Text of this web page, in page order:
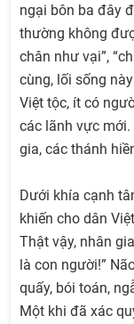
ngại bôn ba đây
thường không
chân như vại”,
cùng, lối sống
Việt tộc, ít có
các lãnh vực
gia, các thánh
Dưới khía cạnh
khiến cho dân
Thật vậy, nhân
là con người!”
quấy, bói toán,
Một khi đã xác